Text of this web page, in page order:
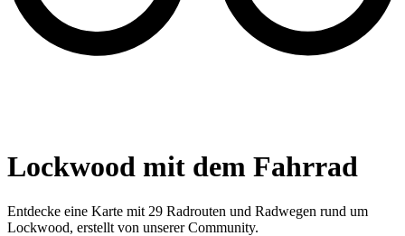
Lockwood mit dem Fahrrad
Entdecke eine Karte mit 29 Radrouten und Radwegen rund um
Lockwood, erstellt von unserer Community.